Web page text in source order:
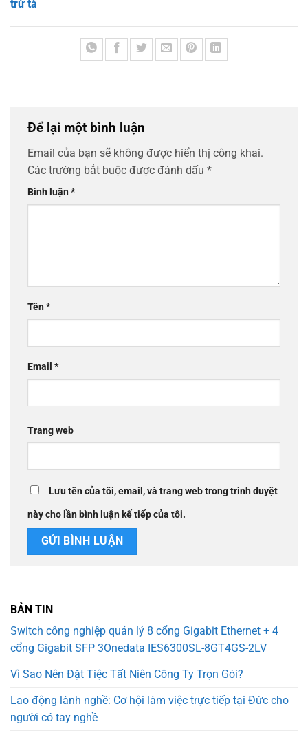
trừ tà
Để lại một bình luận
Email của bạn sẽ không được hiển thị công khai.
Các trường bắt buộc được đánh dấu *
Bình luận*
Tên*
Email *
Trang web
Lưu tên của tôi, email, và trang web trong trình duyệt
này cho lần bình luận kế tiếp của tôi.
BẢN TIN
Switch công nghiệp quản lý 8 cổng Gigabit Ethernet + 4
cổng Gigabit SFP 3Onedata IES6300SL-8GT4GS-2LV
Vì Sao Nên Đặt Tiệc Tất Niên Công Ty Trọn Gói?
Lao động lành nghề: Cơ hội làm việc trực tiếp tại Đức cho
người có tay nghề